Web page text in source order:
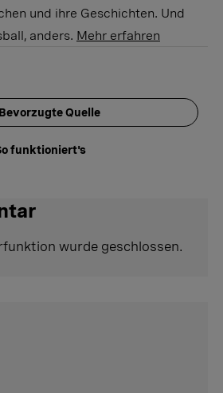
und ihre Geschichten. Und
anders. Mehr erfahren
Bevorzugte Quelle
funktioniert's
wurde geschlossen.